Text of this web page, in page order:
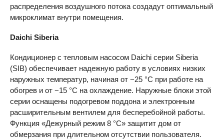
распределения воздушного потока создадут оптимальный
микроклимат внутри помещения.
Daichi Siberia
Кондиционер с тепловым насосом Daichi серии Siberia
(SIB) обеспечивает надежную работу в условиях низких
наружных температур, начиная от −25 °C при работе на
обогрев и от −15 °C на охлаждение. Наружные блоки этой
серии оснащены подогревом поддона и электронным
расширительным вентилем для бесперебойной работы.
Функция «Дежурный режим 8 °С» защитит дом от
обмерзания при длительном отсутствии пользователя.